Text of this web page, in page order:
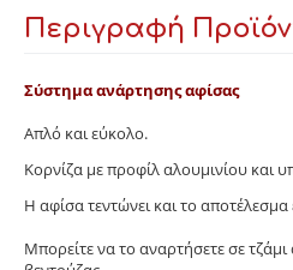
Περιγραφή
Σύστημα ανάρτησης αφίσας
Απλό και εύκολο.
Κορνίζα με προφίλ αλουμινίου και
Η αφίσα τεντώνει και το
Μπορείτε να το αναρτήσετε σε